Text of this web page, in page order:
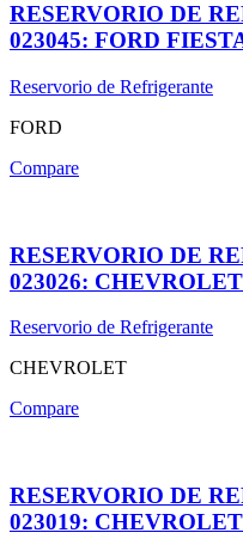
RESERVORIO DE
023045: FORD
Reservorio de Refrigerante
FORD
Compare
RESERVORIO DE
023026:
Reservorio de Refrigerante
CHEVROLET
Compare
RESERVORIO DE
023019: